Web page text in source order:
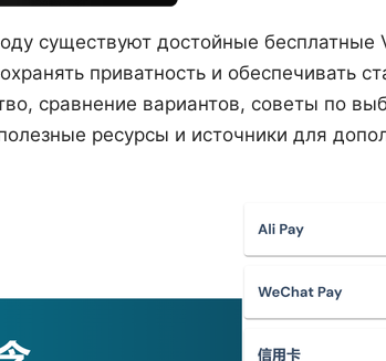
существуют достойные
приватность и обеспечивать
сравнение вариантов, советы по
ресурсы и источники для